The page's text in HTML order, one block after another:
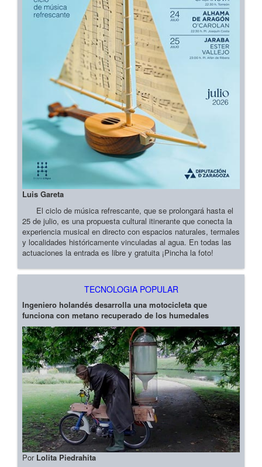
Luis Gareta
El ciclo de música refrescante, que se prolongará hasta el
25 de julio, es una propuesta cultural itinerante que conecta la
experiencia musical en directo con espacios naturales, termales
y localidades históricamente vinculadas al agua. En todas las
actuaciones la entrada es libre y gratuita ¡Pincha la foto!
TECNOLOGIA POPULAR
Ingeniero holandés desarrolla una motocicleta que
funciona con metano recuperado de los humedales
Por Lolita Piedrahita